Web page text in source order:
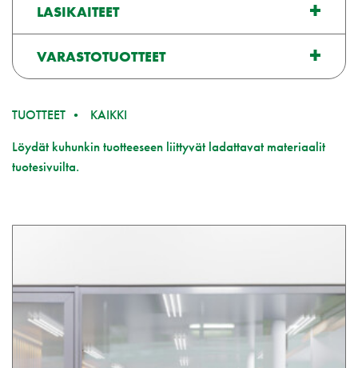
LASIKAITEET
VARASTOTUOTTEET
TUOTTEET KAIKKI
Löydät kuhunkin tuotteeseen liittyvät ladattavat materiaalit
tuotesivuilta.